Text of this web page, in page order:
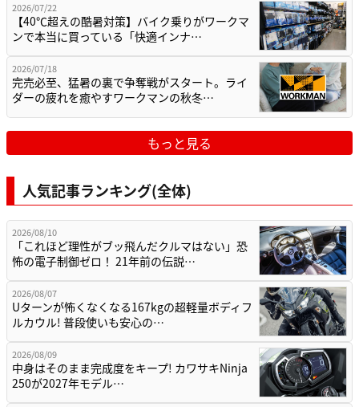
2026/07/22
【40℃超えの酷暑対策】バイク乗りがワークマ
ンで本当に買っている「快適インナ…
2026/07/18
完売必至、猛暑の裏で争奪戦がスタート。ライ
ダーの疲れを癒やすワークマンの秋冬…
もっと見る
人気記事ランキング(全体)
2026/08/10
「これほど理性がブッ飛んだクルマはない」恐
怖の電子制御ゼロ！ 21年前の伝説…
2026/08/07
Uターンが怖くなくなる167kgの超軽量ボディフ
ルカウル! 普段使いも安心の…
2026/08/09
中身はそのまま完成度をキープ! カワサキNinja
250が2027年モデル…